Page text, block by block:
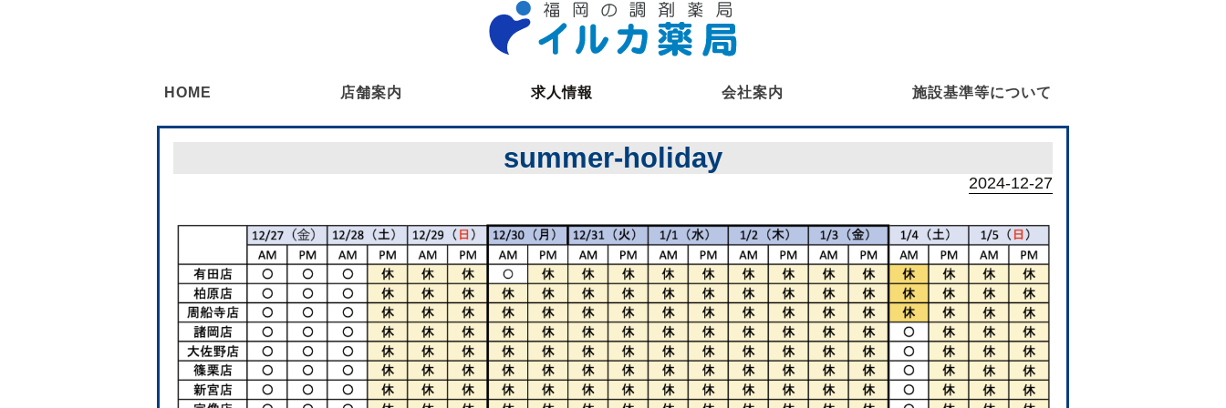
HOME 店舗案内 求人情報
医療事務募集
会社案内 施設基準等について
summer-holiday
2024-12-27